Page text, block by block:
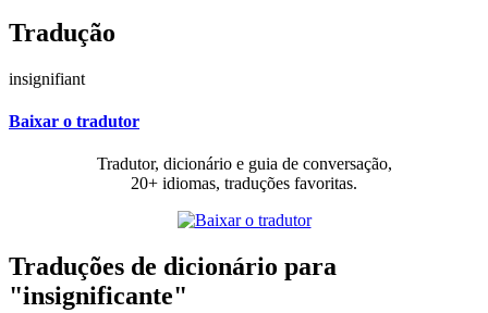
Tradução
insignifiant
Baixar o tradutor
Tradutor, dicionário e guia de conversação,
20+ idiomas, traduções favoritas.
Traduções de dicionário para
"insignificante"